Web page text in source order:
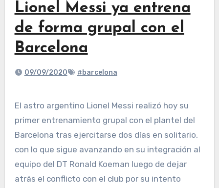
Lionel Messi ya entrena
de forma grupal con el
Barcelona
09/09/2020 #barcelona
El astro argentino Lionel Messi realizó hoy su
primer entrenamiento grupal con el plantel del
Barcelona tras ejercitarse dos días en solitario,
con lo que sigue avanzando en su integración al
equipo del DT Ronald Koeman luego de dejar
atrás el conflicto con el club por su intento